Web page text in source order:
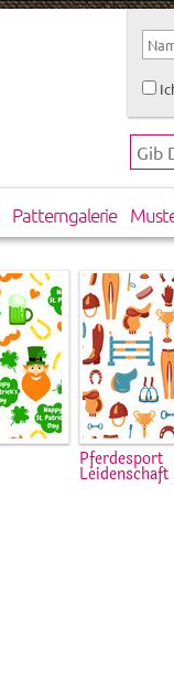
Patterngalerie
Pferdesport
Leidenschaft